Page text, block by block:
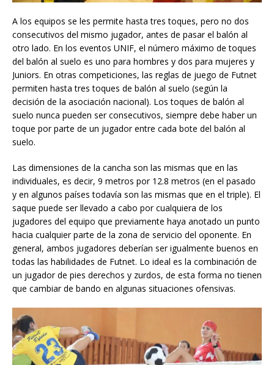
A los equipos se les permite hasta tres toques, pero no dos
consecutivos del mismo jugador, antes de pasar el balón al
otro lado. En los eventos UNIF, el número máximo de toques
del balón al suelo es uno para hombres y dos para mujeres y
Juniors. En otras competiciones, las reglas de juego de Futnet
permiten hasta tres toques de balón al suelo (según la
decisión de la asociación nacional). Los toques de balón al
suelo nunca pueden ser consecutivos, siempre debe haber un
toque por parte de un jugador entre cada bote del balón al
suelo.
Las dimensiones de la cancha son las mismas que en las
individuales, es decir, 9 metros por 12.8 metros (en el pasado
y en algunos países todavía son las mismas que en el triple). El
saque puede ser llevado a cabo por cualquiera de los
jugadores del equipo que previamente haya anotado un punto
hacia cualquier parte de la zona de servicio del oponente. En
general, ambos jugadores deberían ser igualmente buenos en
todas las habilidades de Futnet. Lo ideal es la combinación de
un jugador de pies derechos y zurdos, de esta forma no tienen
que cambiar de bando en algunas situaciones ofensivas.